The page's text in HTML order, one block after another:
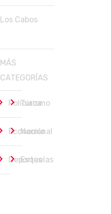
Los Cabos
MÁS
CATEGORÍAS
Policiaca
Turismo
Economía
Nacional
Deportes
Esquelas